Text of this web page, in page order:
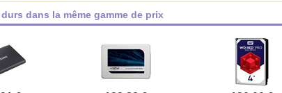
dans la même gamme de prix